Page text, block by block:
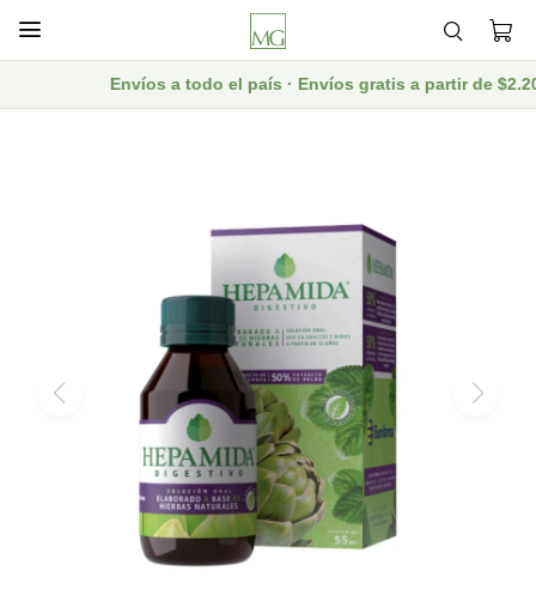

Envíos a todo el país · Envíos gratis a partir de